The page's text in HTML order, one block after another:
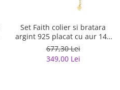
Set Faith colier si bratara
argint 925 placat cu aur 14K
cu perle naturale
677,30 Lei
349,00 Lei